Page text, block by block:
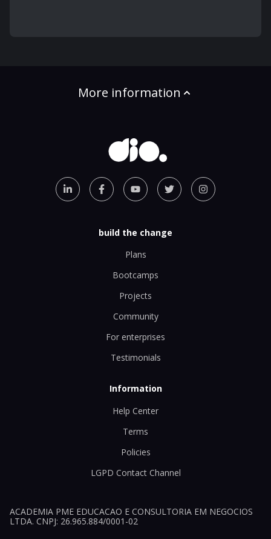
More information
build the change
Plans
Bootcamps
Projects
Community
For enterprises
Testimonials
Information
Help Center
Terms
Policies
LGPD Contact Channel
ACADEMIA PME EDUCACAO E CONSULTORIA EM NEGOCIOS
LTDA. CNPJ: 26.965.884/0001-02